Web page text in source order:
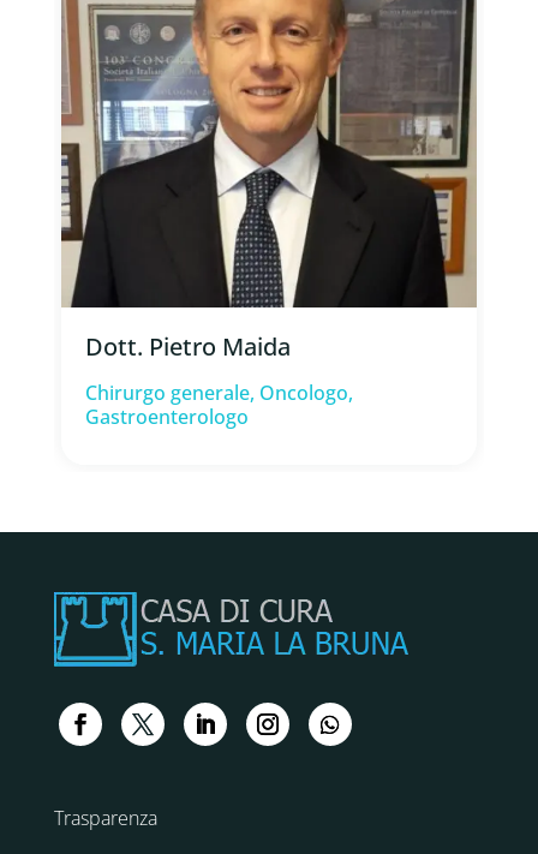
Dott. Pietro Maida ⁠
Chirurgo generale, Oncologo,
Gastroenterologo
Trasparenza